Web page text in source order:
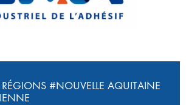
RÉGIONS #NOUVELLE AQUITAINE